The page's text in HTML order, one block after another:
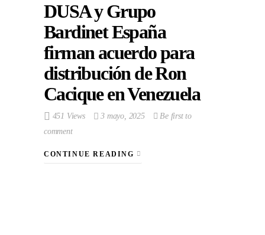
DUSA y Grupo
Bardinet España
firman acuerdo para
distribución de Ron
Cacique en Venezuela
451 Views 3 mayo, 2025
Be first to
comment
CONTINUE READING